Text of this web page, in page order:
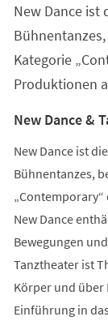
New Dance ist
Kategorie
Produktionen
New Dance &
New Dance ist
Bühnentanzes,
New Dance
Bewegungen
Tanztheater ist
Körper und über
Einführung in